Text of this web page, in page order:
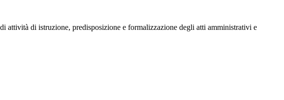
attività di istruzione, predisposizione e formalizzazione degli atti amministrativi e